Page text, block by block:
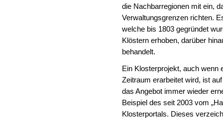
die Nachbarregionen mit ein,
Verwaltungsgrenzen richten.
welche bis 1803 gegründet
Klöstern erhoben, darüber
behandelt.
Ein Klosterprojekt, auch wenn
Zeitraum erarbeitet wird, ist
das Angebot immer wieder
Beispiel des seit 2003 vom
Klosterportals. Dieses